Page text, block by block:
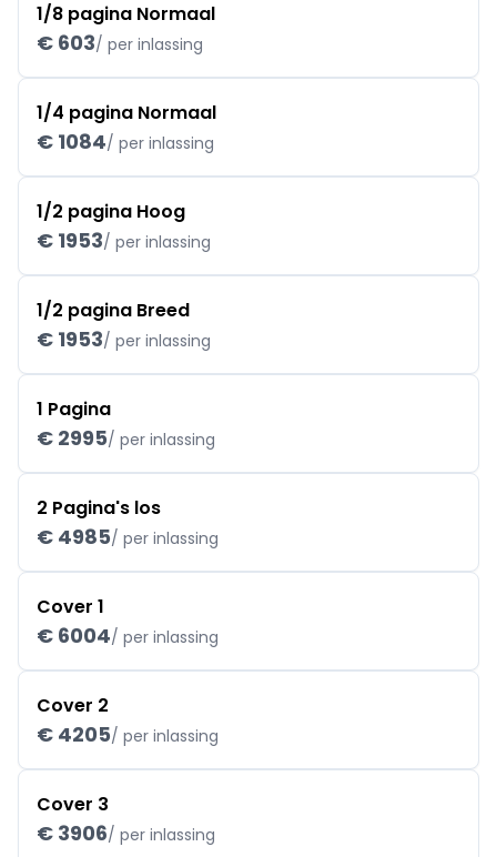
1/8 pagina Normaal
€ 603/ per inlassing
1/4 pagina Normaal
€ 1084/ per inlassing
1/2 pagina Hoog
€ 1953/ per inlassing
1/2 pagina Breed
€ 1953/ per inlassing
1 Pagina
€ 2995/ per inlassing
2 Pagina's los
€ 4985/ per inlassing
Cover 1
€ 6004/ per inlassing
Cover 2
€ 4205/ per inlassing
Cover 3
€ 3906/ per inlassing